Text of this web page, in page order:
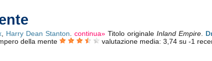
, Harry Dean Stanton continua» Titolo originale Inland Empire.
della mente valutazione media: 3,74 su -1